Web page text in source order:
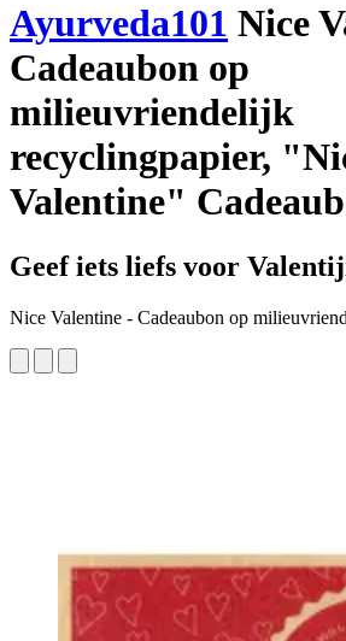
Ayurveda101 Nice
Cadeaubon op
milieuvriendelijk
recyclingpapier,
Valentine"
Geef iets liefs voor
Nice Valentine - Cadeaubon op